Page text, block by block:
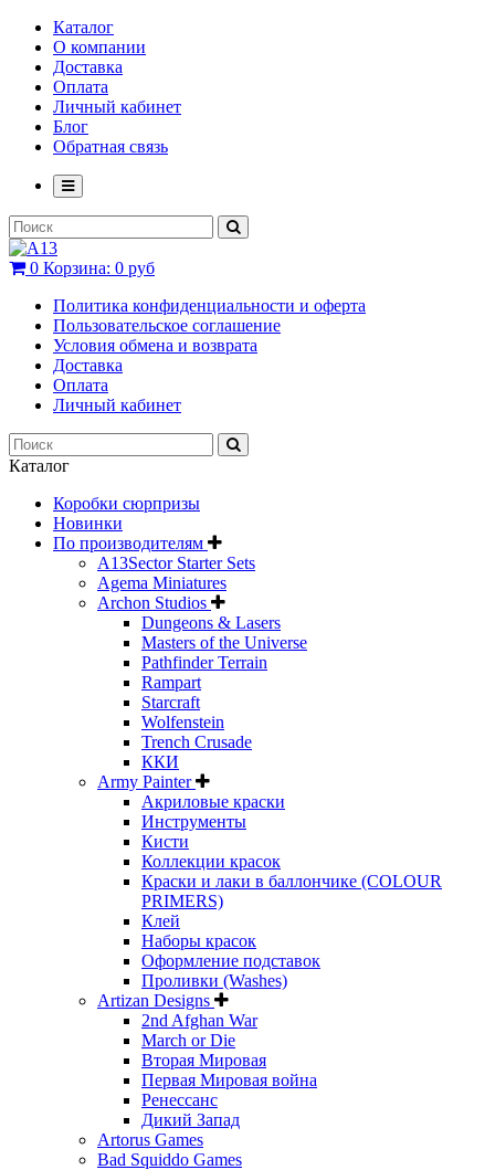
Каталог
О компании
Доставка
Оплата
Личный кабинет
Блог
Обратная связь
0 Корзина: 0 руб
Политика конфиденциальности и оферта
Пользовательское соглашение
Условия обмена и возврата
Доставка
Оплата
Личный кабинет
Каталог
Коробки сюрпризы
Новинки
По производителям
A13Sector Starter Sets
Agema Miniatures
Archon Studios
Dungeons & Lasers
Masters of the Universe
Pathfinder Terrain
Rampart
Starcraft
Wolfenstein
Trench Crusade
ККИ
Army Painter
Акриловые краски
Инструменты
Кисти
Коллекции красок
Краски и лаки в баллончике (COLOUR
PRIMERS)
Клей
Наборы красок
Оформление подставок
Проливки (Washes)
Artizan Designs
2nd Afghan War
March or Die
Вторая Мировая
Первая Мировая война
Ренессанс
Дикий Запад
Artorus Games
Bad Squiddo Games